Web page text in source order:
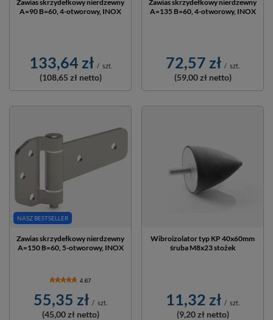
Zawias skrzydełkowy nierdzewny
A=90 B=60, 4-otworowy, INOX
133,64 zł / szt.
(108,65 zł netto)
Zawias skrzydełkowy nierdzewny
A=135 B=60, 4-otworowy, INOX
72,57 zł / szt.
(59,00 zł netto)
NASZ BESTSELLER
Zawias skrzydełkowy nierdzewny
A=150 B=60, 5-otworowy, INOX
4.67
55,35 zł / szt.
(45,00 zł netto)
Wibroizolator typ KP 40x60mm
śruba M8x23 stożek
11,32 zł / szt.
(9,20 zł netto)